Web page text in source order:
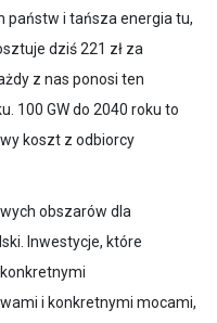
państw i tańsza energia tu,
dziś 221 zł za
z nas ponosi ten
100 GW do 2040 roku to
koszt z odbiorcy
obszarów dla
Inwestycje, które
i konkretnymi mocami,